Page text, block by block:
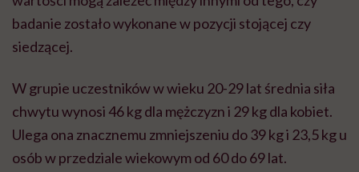
badanie zostało wykonane w pozycji stojącej czy
siedzącej.
W grupie uczestników w wieku 20-29 lat średnia siła
chwytu wynosi 46 kg dla mężczyzn i 29 kg dla kobiet.
Ulega ona znacznemu zmniejszeniu do 39 kg i 23,5 kg u
osób w przedziale wiekowym od 60 do 69 lat.